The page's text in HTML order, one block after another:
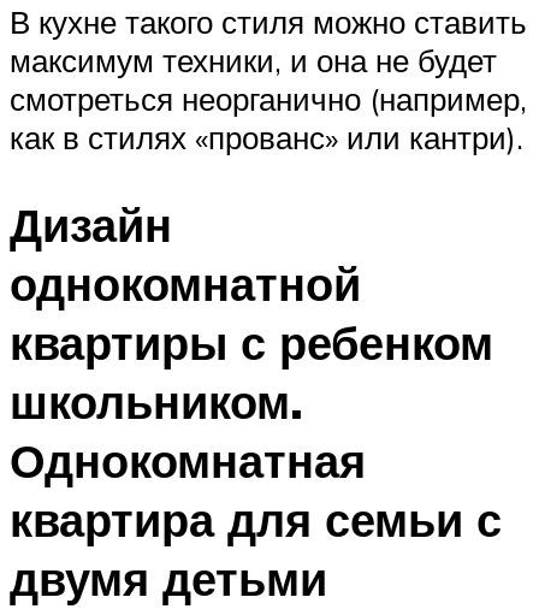
В кухне такого стиля можно ставить
максимум техники, и она не будет
смотреться неорганично (например,
как в стилях «прованс» или кантри).
Дизайн
однокомнатной
квартиры с ребенком
школьником.
Однокомнатная
квартира для семьи с
двумя детьми